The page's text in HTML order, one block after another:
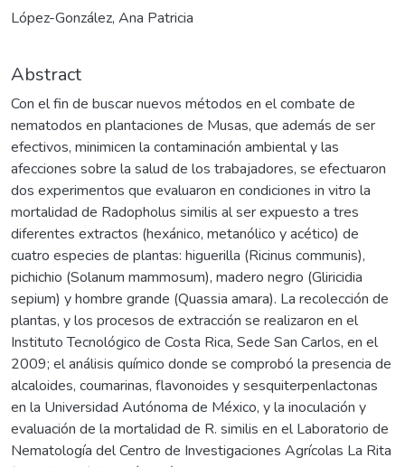
López-González, Ana Patricia
Abstract
Con el fin de buscar nuevos métodos en el combate de
nematodos en plantaciones de Musas, que además de ser
efectivos, minimicen la contaminación ambiental y las
afecciones sobre la salud de los trabajadores, se efectuaron
dos experimentos que evaluaron en condiciones in vitro la
mortalidad de Radopholus similis al ser expuesto a tres
diferentes extractos (hexánico, metanólico y acético) de
cuatro especies de plantas: higuerilla (Ricinus communis),
pichichio (Solanum mammosum), madero negro (Gliricidia
sepium) y hombre grande (Quassia amara). La recolección de
plantas, y los procesos de extracción se realizaron en el
Instituto Tecnológico de Costa Rica, Sede San Carlos, en el
2009; el análisis químico donde se comprobó la presencia de
alcaloides, coumarinas, flavonoides y sesquiterpenlactonas
en la Universidad Autónoma de México, y la inoculación y
evaluación de la mortalidad de R. similis en el Laboratorio de
Nematología del Centro de Investigaciones Agrícolas La Rita